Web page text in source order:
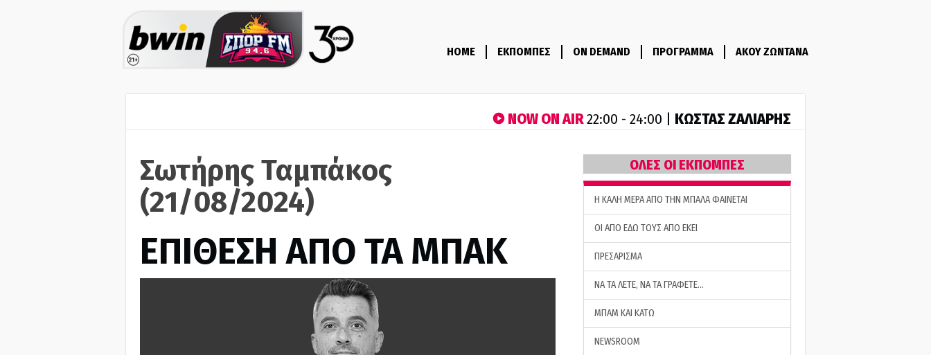
HOME ΕΚΠΟΜΠΕΣ ON DEMAND ΠΡΟΓΡΑΜΜΑ ΑΚΟΥ ΖΩΝΤΑΝΑ
NOW ON AIR22:00 - 24:00 | ΚΩΣΤΑΣ ΖΑΛΙΑΡΗΣ
Σωτήρης Ταμπάκος
(21/08/2024)
ΕΠΙΘΕΣΗ ΑΠΟ ΤΑ ΜΠΑΚ
ΟΛΕΣ ΟΙ ΕΚΠΟΜΠΕΣ
H ΚΑΛΗ ΜΕΡΑ ΑΠΟ ΤΗΝ ΜΠΑΛΑ ΦΑΙΝΕΤΑΙ
ΟΙ ΑΠΟ ΕΔΩ ΤΟΥΣ ΑΠΟ ΕΚΕΙ
ΠΡΕΣΑΡΙΣΜΑ
ΝΑ ΤΑ ΛΕΤΕ, ΝΑ ΤΑ ΓΡΑΦΕΤΕ…
ΜΠΑΜ ΚΑΙ ΚΑΤΩ
NEWSROOM